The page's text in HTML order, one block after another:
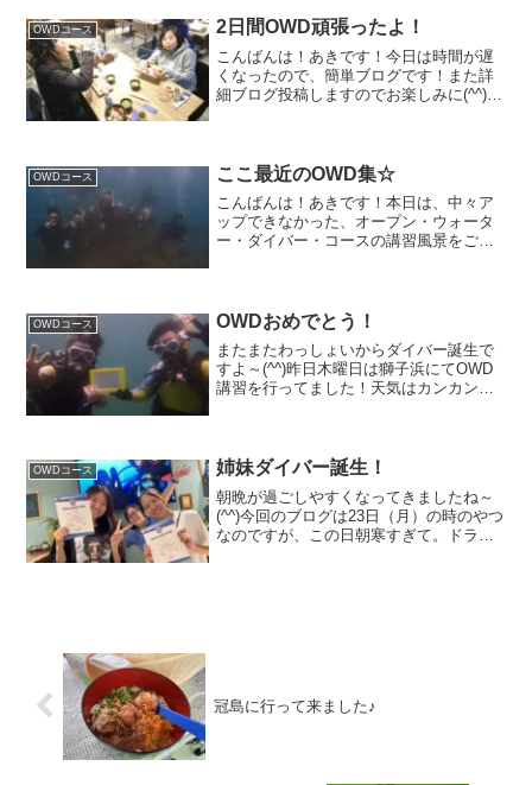
OWDコース 2日間OWD頑張ったよ！
こんばんは！あきです！今日は時間が遅
くなったので、簡単ブログです！また詳
細ブログ投稿しますのでお楽しみに(^^)こ
ーーーーーーー...
OWDコース ここ最近のOWD集☆
こんばんは！あきです！本日は、中々ア
ップできなかった、オープン・ウォータ
ー・ダイバー・コースの講習風景をご紹
めっこしたり、ずっ...
OWDコース OWDおめでとう！
またまたわっしょいからダイバー誕生で
すよ～(^^)昨日木曜日は獅子浜にてOWD
講習を行ってました！天気はカンカン晴
OWDコース 姉妹ダイバー誕生！
朝晩が過ごしやすくなってきましたね～
(^^)今回のブログは23日（月）の時のやつ
なのですが、この日朝寒すぎて。ドライT
冠島に行って来ました♪